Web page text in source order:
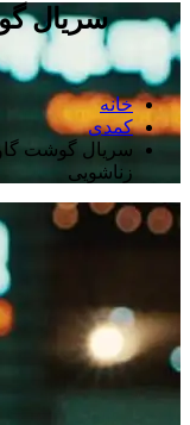
خانه
کمدی
زناشویی